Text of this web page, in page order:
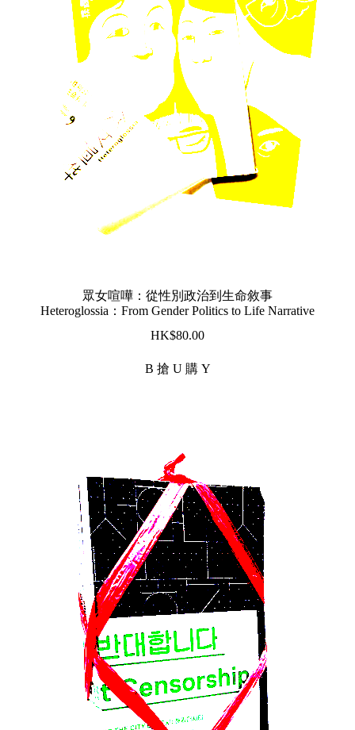
眾女喧嘩：從性別政治到生命敘事
Heteroglossia：From Gender Politics to Life Narrative
$80.00
B 搶 U 購 Y